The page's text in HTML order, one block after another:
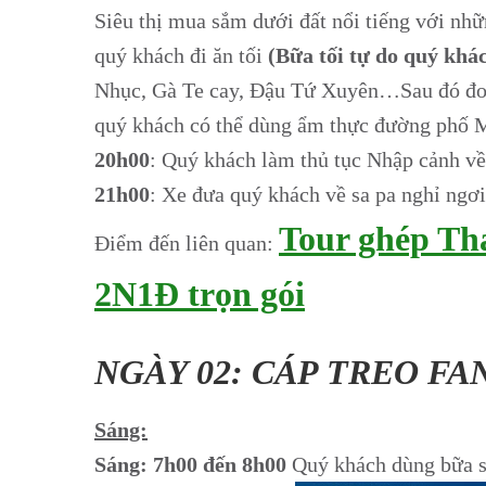
Siêu thị mua sắm dưới đất nổi tiếng với
quý khách đi ăn tối (Bữa tối tự do quý
Nhục, Gà Te cay, Đậu Tứ Xuyên…Sau đó
quý khách có thể dùng ẩm thực đường
20h00: Quý khách làm thủ tục Nhập cảnh
21h00: Xe đưa quý khách về sa pa nghỉ
Điểm đến liên quan: Tour ghép
2N1Đ trọn gói
NGÀY 02: CÁP TREO
Sáng:
Sáng: 7h00 đến 8h00 Quý khách dùng bữa